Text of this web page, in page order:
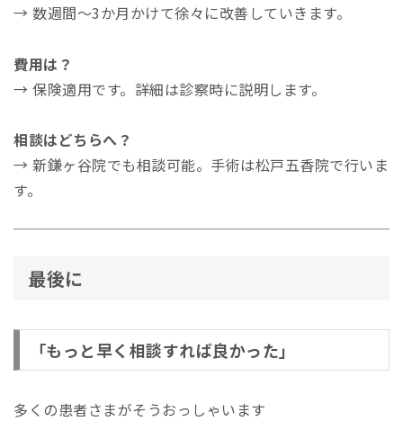
→ 数週間〜3か月かけて徐々に改善していきます。
費用は？
→ 保険適用です。詳細は診察時に説明します。
相談はどちらへ？
→ 新鎌ヶ谷院でも相談可能。手術は松戸五香院で行いま
す。
最後に
「もっと早く相談すれば良かった」
多くの患者さまがそうおっしゃいます